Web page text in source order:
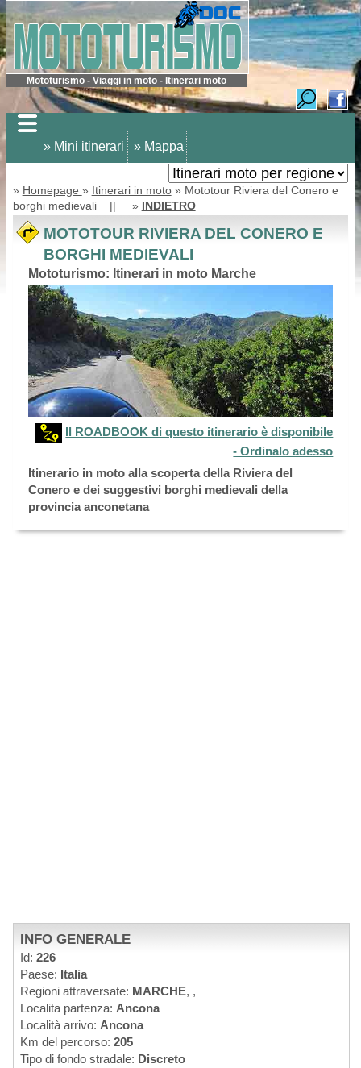
Mototurismo - Viaggi in moto - Itinerari moto
» Mini itinerari » Mappa
» Homepage » Itinerari in moto» Mototour Riviera del Conero e
borghi medievali || » INDIETRO
MOTOTOUR RIVIERA DEL CONERO E
BORGHI MEDIEVALI
Mototurismo: Itinerari in moto Marche
Il ROADBOOK di questo itinerario è disponibile
- Ordinalo adesso
Itinerario in moto alla scoperta della Riviera del
Conero e dei suggestivi borghi medievali della
provincia anconetana
INFO GENERALE
Id: 226
Paese: Italia
Regioni attraversate: MARCHE, ,
Localita partenza: Ancona
Località arrivo: Ancona
Km del percorso: 205
Tipo di fondo stradale: Discreto